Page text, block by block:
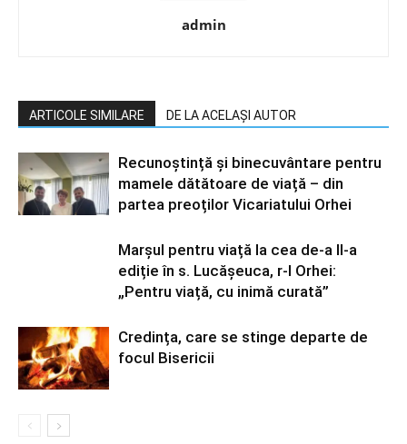
admin
ARTICOLE SIMILARE DE LA ACELAȘI AUTOR
Recunoștință și binecuvântare pentru
mamele dătătoare de viață – din
partea preoților Vicariatului Orhei
Marșul pentru viață la cea de-a II-a
ediție în s. Lucășeuca, r-l Orhei:
„Pentru viață, cu inimă curată”
Credința, care se stinge departe de
focul Bisericii